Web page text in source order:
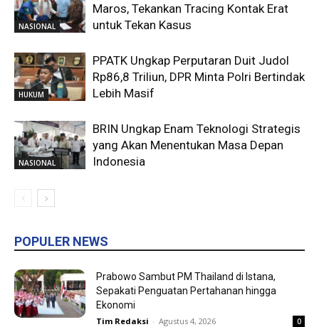
NASIONAL
Maros, Tekankan Tracing Kontak Erat
untuk Tekan Kasus
HUKUM
PPATK Ungkap Perputaran Duit Judol
Rp86,8 Triliun, DPR Minta Polri Bertindak
Lebih Masif
NASIONAL
BRIN Ungkap Enam Teknologi Strategis
yang Akan Menentukan Masa Depan
Indonesia
POPULER NEWS
Prabowo Sambut PM Thailand di Istana,
Sepakati Penguatan Pertahanan hingga
Ekonomi
Tim Redaksi - Agustus 4, 2026 0